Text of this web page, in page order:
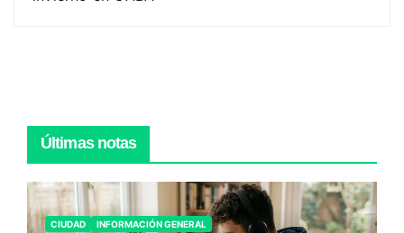
Últimas notas
CIUDAD INFORMACIÓN GENERAL